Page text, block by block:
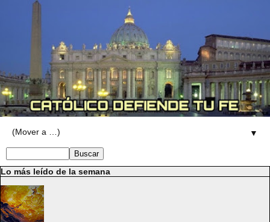
▼
Lo más leído de la semana